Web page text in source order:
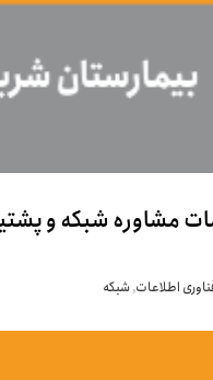
مشاوره شبکه و
اطلاعات,شبکه